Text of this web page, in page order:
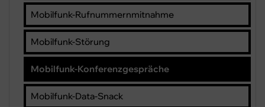
Mobilfunk-Rufnummernmitnahme
Mobilfunk-Störung
Mobilfunk-Konferenzgespräche
Mobilfunk-Data-Snack